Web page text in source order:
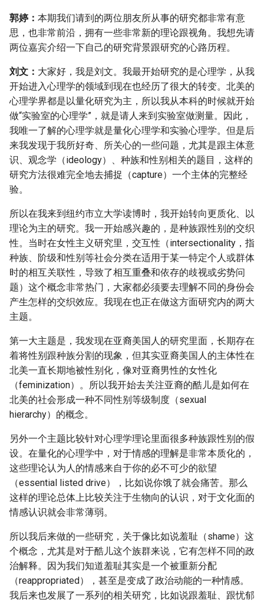
郭婷： 本期我们请到的两位朋友所从事的研究都非常有意
思，也非常前沿，拥有一些非常新的理论跟视角。我想先请
两位嘉宾介绍一下自己的研究背景跟研究的心路历程。
刘文： 大家好，我是刘文。我最开始研究的是心理学，从我
开始进入心理学的领域到现在也经历了很大的转变。北美的
心理学界都是以量化研究为主，所以我从本科的时候就开始
做“实验室的心理学”，就是请人来到实验室做测量。因此，
我唯一了解的心理学就是量化心理学和实验心理学。但是后
来我发现于我所好奇、所关心的一些问题，尤其是跟主体意
识、观念学（ideology）、种族和性别相关的题目，这样的
研究方法很难完全地去捕捉（capture）一个主体的完整经
验。
所以在我来到纽约市立大学读博时，我开始转向更质化、以
理论为主的研究。我一开始感兴趣的，是种族跟性别的交织
性。当时在女性主义研究里，交互性（intersectionality，指
种族、阶级和性别等社会分类在适用于某一特定个人或群体
时的相互关联性，导致了相互重叠和依存的歧视或劣势问
题）这个概念非常热门，大家都必须要去理解不同的身份会
产生怎样的交织效应。我现在也正在做这方面研究内的两大
主题。
第一大主题是，我发现在亚裔美国人的研究里面，长期存在
着将性别跟种族分割的现象，但其实亚裔美国人的主体性在
北美一直长期地被性别化，像对亚裔男性的女性化
（feminization）。所以我开始去关注亚裔的酷儿是如何在
北美的社会形成一种不同性别等级制度（sexual
hierarchy）的概念。
另外一个主题比较针对心理学理论里面很多种族跟性别的假
设。在量化的心理学中，对于情感的理解是非常本质化的，
这些理论认为人的情感来自于你的必不可少的欲望
（essential listed drive），比如说你饿了就会痛苦。那么
这样的理论总体上比较关注于生物向的认识，对于文化面的
情感认识就会非常薄弱。
所以我后来做的一些研究，关于像比如说羞耻（shame）这
个概念，尤其是对于酷儿这个族群来说，它有怎样不同的政
治解释。因为我们知道羞耻其实是一个被重新分配
（reappropriated），甚至是变成了政治动能的一种情感。
我后来也发展了一系列的相关研究，比如说跟羞耻、跟忧郁